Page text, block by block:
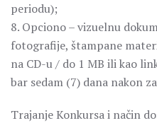
periodu);
8. Opciono – vizuelnu
fotografije, štampane
na CD-u / do 1 MB ili kao
bar sedam (7) dana nakon
Trajanje Konkursa i način